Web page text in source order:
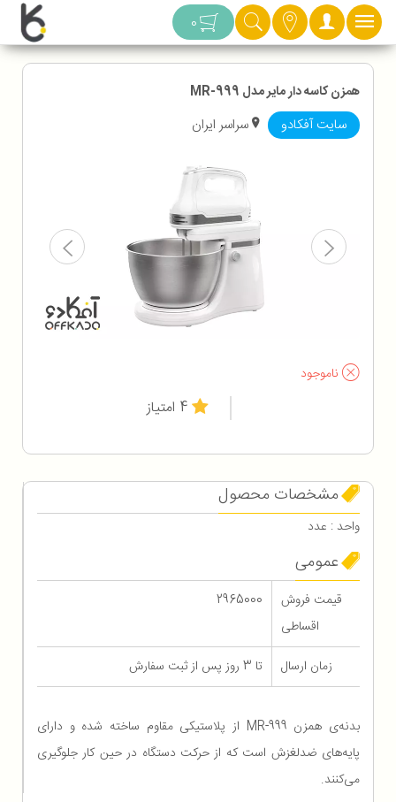
دسته بندی 0
همزن کاسه دار مایر مدل MR-999
سایت آفکادو سراسر ایران
ناموجود
4 امتیاز
مشخصات محصول
واحد : عدد
عمومی
قیمت فروش
اقساطی
2965000
زمان ارسال تا 3 روز پس از ثبت سفارش
بدنه‌ی همزن MR-999 از پلاستیکی مقاوم ساخته شده و دارای
پایه‌های ضدلغزش است که از حرکت دستگاه در حین کار جلوگیری
می‌کنند.